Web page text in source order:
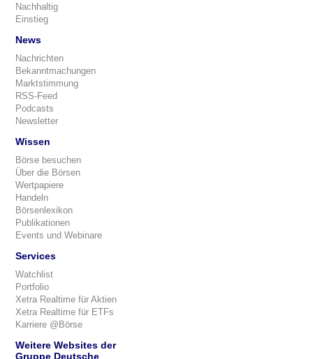
Nachhaltig
Einstieg
News
Nachrichten
Bekanntmachungen
Marktstimmung
RSS-Feed
Podcasts
Newsletter
Wissen
Börse besuchen
Über die Börsen
Wertpapiere
Handeln
Börsenlexikon
Publikationen
Events und Webinare
Services
Watchlist
Portfolio
Xetra Realtime für Aktien
Xetra Realtime für ETFs
Karriere @Börse
Weitere Websites der
Gruppe Deutsche